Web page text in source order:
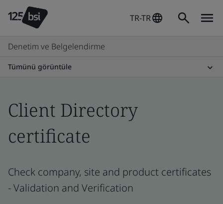
TR-TR
Denetim ve Belgelendirme
Tümünü görüntüle
Client Directory
certificate
Check company, site and product certificates
- Validation and Verification